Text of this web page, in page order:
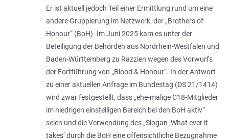
Er ist aktuell jedoch Teil einer Ermittlung rund um eine
andere Gruppierung im Netzwerk, der „Brothers of
Honour“ (BoH). Im Juni 2025 kam es unter der
Beteiligung der Behörden aus Nordrhein-Westfalen und
Baden-Württemberg zu Razzien wegen des Vorwurfs
der Fortführung von „Blood & Honour“. In der Antwort
zu einer aktuellen Anfrage im Bundestag (DS 21/1414)
wird zwar festgestellt, dass „ehe-malige C18-Mitglieder
im niedrigen einstelligen Bereich bei den BoH aktiv“
seien und die Verwendung des „Slogan ‚What ever it
takes‘ durch die BoH eine offensichtliche Bezugnahme